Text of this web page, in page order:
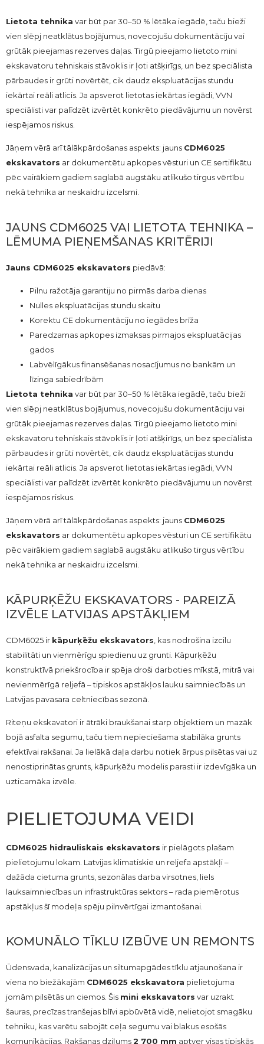
Lietota tehnika var būt par 30–50 % lētāka iegādē, taču bieži
vien slēpj neatklātus bojājumus, novecojušu dokumentāciju vai
grūtāk pieejamas rezerves daļas. Tirgū pieejamo lietoto mini
ekskavatoru tehniskais stāvoklis ir ļoti atšķirīgs, un bez speciālista
pārbaudes ir grūti novērtēt, cik daudz ekspluatācijas stundu
iekārtai reāli atlicis. Ja apsverot lietotas iekārtas iegādi, VVN
speciālisti var palīdzēt izvērtēt konkrēto piedāvājumu un novērst
iespējamos riskus.
Jāņem vērā arī tālākpārdošanas aspekts: jauns CDM6025
ekskavators ar dokumentētu apkopes vēsturi un CE sertifikātu
pēc vairākiem gadiem saglabā augstāku atlikušo tirgus vērtību
nekā tehnika ar neskaidru izcelsmi.
JAUNS CDM6025 VAI LIETOTA TEHNIKA –
LĒMUMA PIEŅEMŠANAS KRITĒRIJI
Jauns CDM6025 ekskavators piedāvā:
Pilnu ražotāja garantiju no pirmās darba dienas
Nulles ekspluatācijas stundu skaitu
Korektu CE dokumentāciju no iegādes brīža
Paredzamas apkopes izmaksas pirmajos ekspluatācijas
gados
Labvēlīgākus finansēšanas nosacījumus no bankām un
līzinga sabiedrībām
Lietota tehnika var būt par 30–50 % lētāka iegādē, taču bieži
vien slēpj neatklātus bojājumus, novecojušu dokumentāciju vai
grūtāk pieejamas rezerves daļas. Tirgū pieejamo lietoto mini
ekskavatoru tehniskais stāvoklis ir ļoti atšķirīgs, un bez speciālista
pārbaudes ir grūti novērtēt, cik daudz ekspluatācijas stundu
iekārtai reāli atlicis. Ja apsverot lietotas iekārtas iegādi, VVN
speciālisti var palīdzēt izvērtēt konkrēto piedāvājumu un novērst
iespējamos riskus.
Jāņem vērā arī tālākpārdošanas aspekts: jauns CDM6025
ekskavators ar dokumentētu apkopes vēsturi un CE sertifikātu
pēc vairākiem gadiem saglabā augstāku atlikušo tirgus vērtību
nekā tehnika ar neskaidru izcelsmi.
KĀPURĶĒŽU EKSKAVATORS - PAREIZĀ
IZVĒLE LATVIJAS APSTĀKĻIEM
CDM6025 ir kāpurķēžu ekskavators , kas nodrošina izcilu
stabilitāti un vienmērīgu spiedienu uz grunti. Kāpurķēžu
konstruktīvā priekšrocība ir spēja droši darboties mīkstā, mitrā vai
nevienmērīgā reljefā – tipiskos apstākļos lauku saimniecībās un
Latvijas pavasara celtniecības sezonā.
Riteņu ekskavatori ir ātrāki braukšanai starp objektiem un mazāk
bojā asfalta segumu, taču tiem nepieciešama stabilāka grunts
efektīvai rakšanai. Ja lielākā daļa darbu notiek ārpus pilsētas vai uz
nenostiprinātas grunts, kāpurķēžu modelis parasti ir izdevīgāka un
uzticamāka izvēle.
PIELIETOJUMA VEIDI
CDM6025 hidrauliskais ekskavators ir pielāgots plašam
pielietojumu lokam. Latvijas klimatiskie un reljefa apstākļi –
dažāda cietuma grunts, sezonālas darba virsotnes, liels
lauksaimniecības un infrastruktūras sektors – rada piemērotus
apstākļus šī modeļa spēju pilnvērtīgai izmantošanai.
KOMUNĀLO TĪKLU IZBŪVE UN REMONTS
Ūdensvada, kanalizācijas un siltumapgādes tīklu atjaunošana ir
viena no biežākajām CDM6025 ekskavatora pielietojuma
jomām pilsētās un ciemos. Šis mini ekskavators var uzrakt
šauras, precīzas tranšejas blīvi apbūvētā vidē, nelietojot smagāku
tehniku, kas varētu sabojāt ceļa segumu vai blakus esošās
komunikācijas. Rakšanas dziļums2 700 mm aptver visas tipiskās